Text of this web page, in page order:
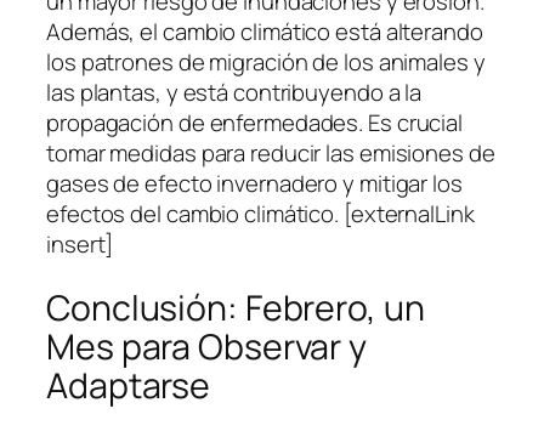
Además, el cambio climático está alterando
los patrones de migración de los animales y
las plantas, y está contribuyendo a la
propagación de enfermedades. Es crucial
tomar medidas para reducir las emisiones de
gases de efecto invernadero y mitigar los
efectos del cambio climático. [externalLink
insert]
Conclusión: Febrero, un
Mes para Observar y
Adaptarse